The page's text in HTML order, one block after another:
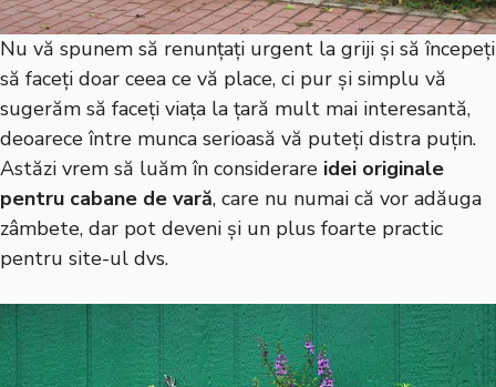
Nu vă spunem să renunțați urgent la griji și să începeți
să faceți doar ceea ce vă place, ci pur și simplu vă
sugerăm să faceți viața la țară mult mai interesantă,
deoarece între munca serioasă vă puteți distra puțin.
Astăzi vrem să luăm în considerare idei originale
pentru cabane de vară, care nu numai că vor adăuga
zâmbete, dar pot deveni și un plus foarte practic
pentru site-ul dvs.